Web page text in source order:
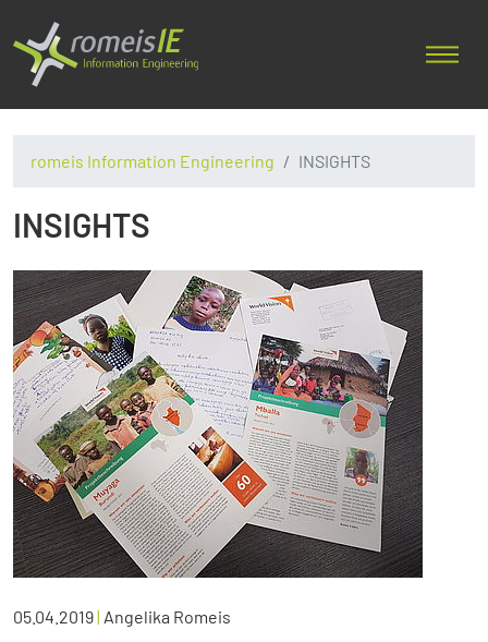
romeis Information Engineering INSIGHTS
INSIGHTS
05.04.2019| Angelika Romeis